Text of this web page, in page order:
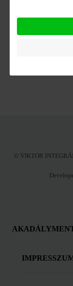
2023. április 1.
díjakat az
© VIKTOR